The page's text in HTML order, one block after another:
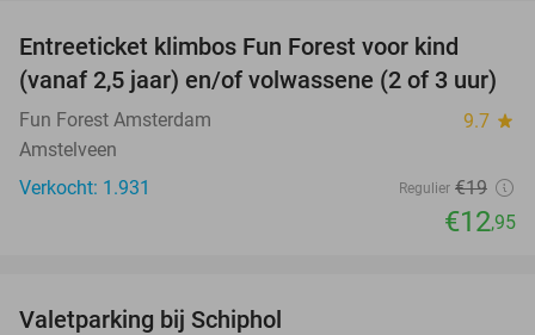
Entreeticket klimbos Fun Forest voor kind
(vanaf 2,5 jaar) en/of volwassene (2 of 3 uur)
Fun Forest Amsterdam 9.7 star
Amstelveen
Verkocht: 1.931
Regulier €19
€12,95
Valetparking bij Schiphol